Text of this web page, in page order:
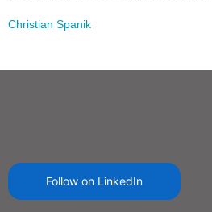
Christian Spanik
Follow on LinkedIn